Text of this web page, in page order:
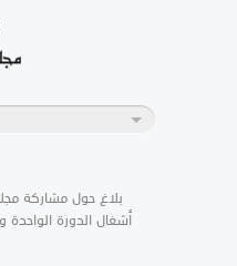
أشغال الدورة